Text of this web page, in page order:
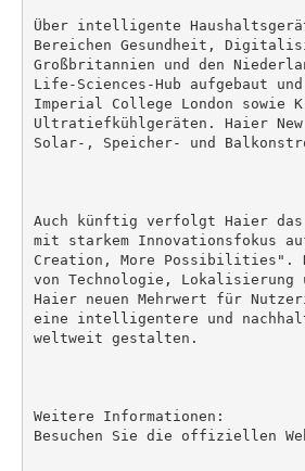
Über intelligente
Bereichen Gesundheit,
Großbritannien und den
Life-Sciences-Hub aufgebaut
Imperial College London sowie
Ultratiefkühlgeräten. Haier
Solar-, Speicher- und
Auch künftig verfolgt Haier
mit starkem Innovationsfokus
Creation, More Possibilities".
von Technologie, Lokalisierung
Haier neuen Mehrwert für
eine intelligentere und
weltweit gestalten.
Weitere Informationen:
Besuchen Sie die offiziellen